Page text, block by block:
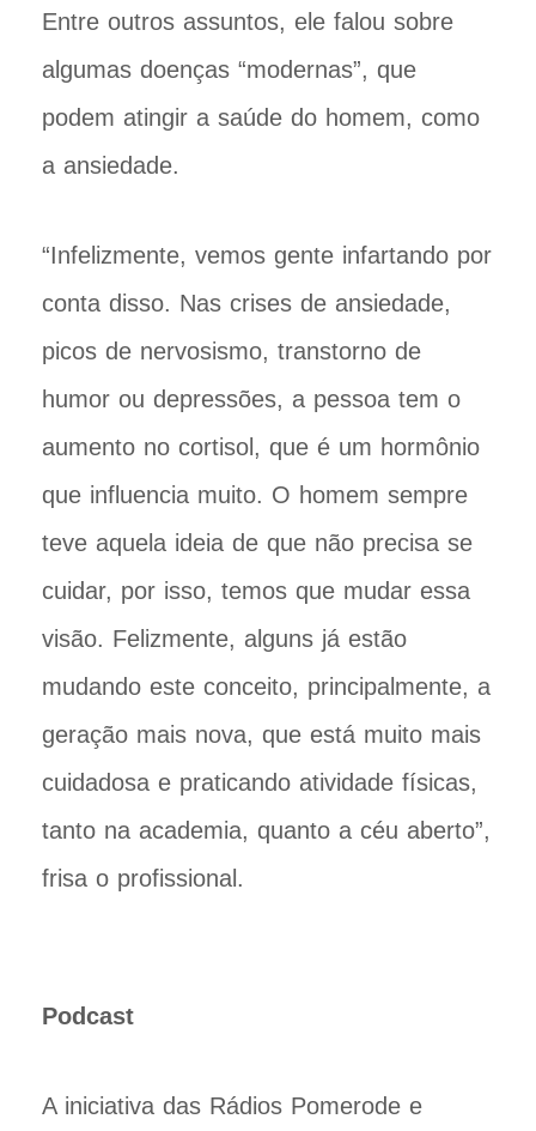
Entre outros assuntos, ele falou sobre
algumas doenças “modernas”, que
podem atingir a saúde do homem, como
a ansiedade.
“Infelizmente, vemos gente infartando por
conta disso. Nas crises de ansiedade,
picos de nervosismo, transtorno de
humor ou depressões, a pessoa tem o
aumento no cortisol, que é um hormônio
que influencia muito. O homem sempre
teve aquela ideia de que não precisa se
cuidar, por isso, temos que mudar essa
visão. Felizmente, alguns já estão
mudando este conceito, principalmente, a
geração mais nova, que está muito mais
cuidadosa e praticando atividade físicas,
tanto na academia, quanto a céu aberto”,
frisa o profissional.
Podcast
A iniciativa das Rádios Pomerode e